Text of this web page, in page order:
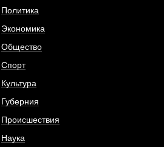
Политика
Экономика
Общество
Спорт
Культура
Губерния
Происшествия
Наука